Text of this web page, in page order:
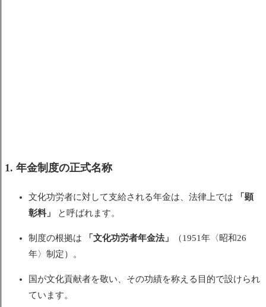
1. 年金制度の正式名称
文化功労者に対して支給される年金は、法律上では
「顕
彰料」
と呼ばれます。
制度の根拠は 「文化功労者年金法」
（1951年〈昭和26
年〉制定）。
国が文化貢献者を敬い、その功績を称える目的で設けられ
ています。